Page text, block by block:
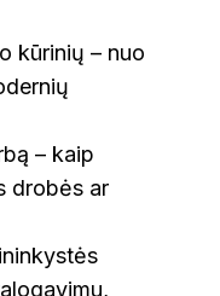
kūrinių – nuo
– kaip
drobės ar